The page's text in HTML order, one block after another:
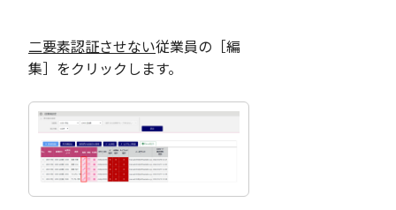
二要素認証させない従業員の［編
集］をクリックします。